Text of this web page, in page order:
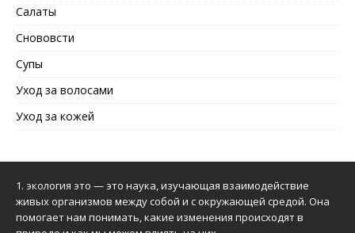
Салаты
Снововсти
Супы
Уход за волосами
Уход за кожей
1. экология это — это наука, изучающая взаимодействие
живых организмов между собой и с окружающей средой. Она
помогает нам понимать, какие изменения происходят в